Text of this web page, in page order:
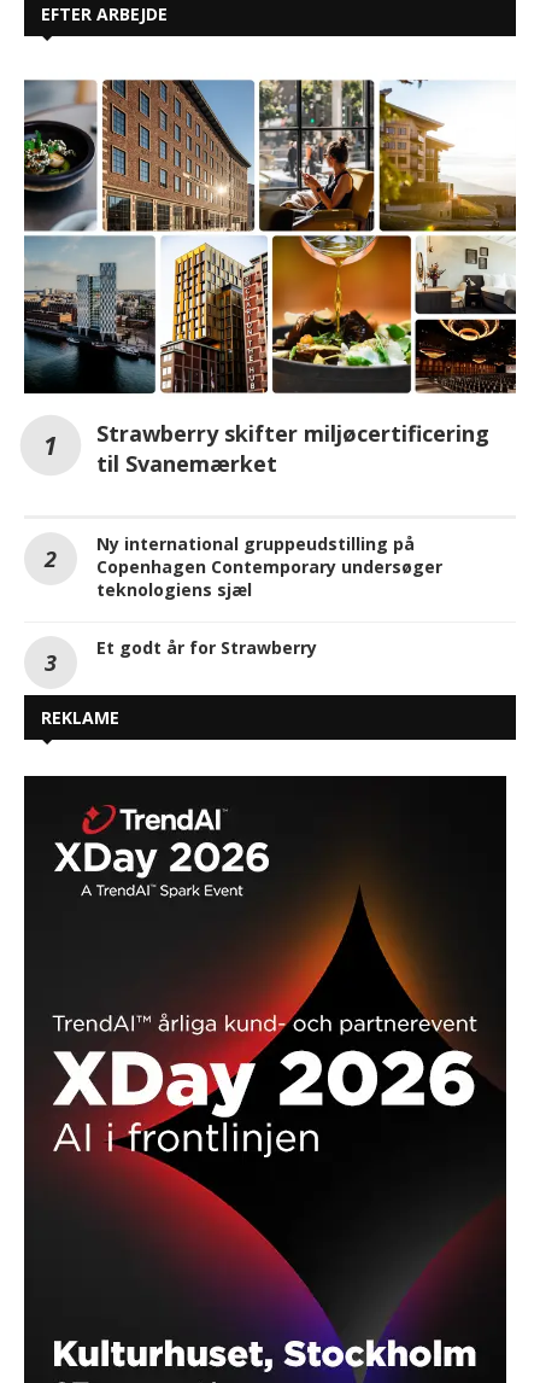
EFTER ARBEJDE
Strawberry skifter miljøcertificering
til Svanemærket
Ny international gruppeudstilling på
Copenhagen Contemporary undersøger
teknologiens sjæl
Et godt år for Strawberry
REKLAME